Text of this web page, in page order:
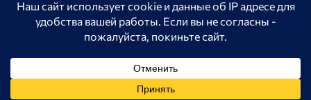
Мы принимаем
© Rush analytics, 2026